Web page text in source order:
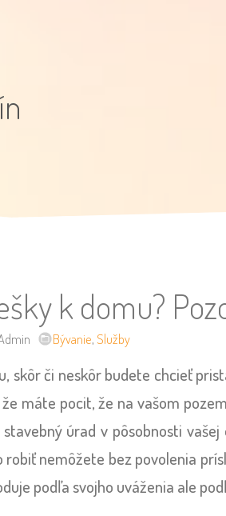
k domu?
Bývanie, Služby
skôr či neskôr budete chcieť
máte pocit, že na vašom
úrad v pôsobnosti
nemôžete bez povolenia
podľa svojho uváženia ale